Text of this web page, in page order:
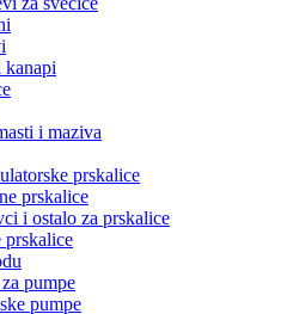
kanapi
i maziva
prskalice
prskalice
i ostalo za prskalice
prskalice
pumpe
pumpe